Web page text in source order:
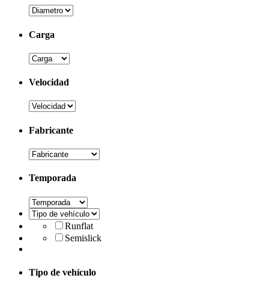
Carga
Velocidad
Fabricante
Temporada
Runflat
Semislick
Tipo de vehículo